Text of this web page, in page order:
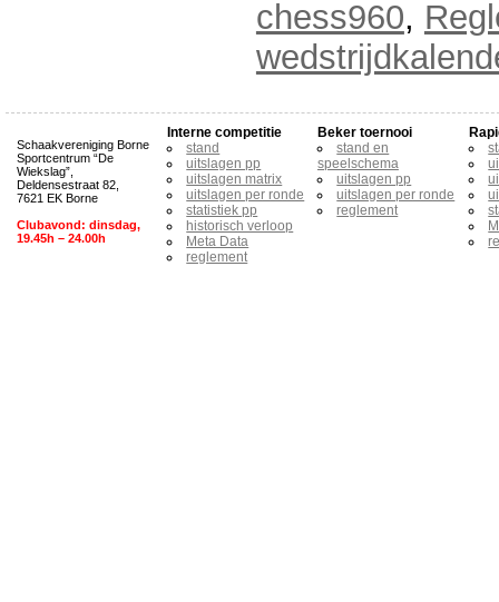
chess960,
Schaakvereniging Borne
Sportcentrum “De
Wiekslag”,
Deldensestraat 82,
7621 EK Borne
Clubavond: dinsdag,
19.45h – 24.00h
Interne competitie
stand
uitslagen pp
uitslagen matrix
uitslagen per ronde
statistiek pp
historisch verloop
Meta Data
reglement
Beker toernooi
stand en
speelschema
uitslagen pp
uitslagen per ronde
reglement